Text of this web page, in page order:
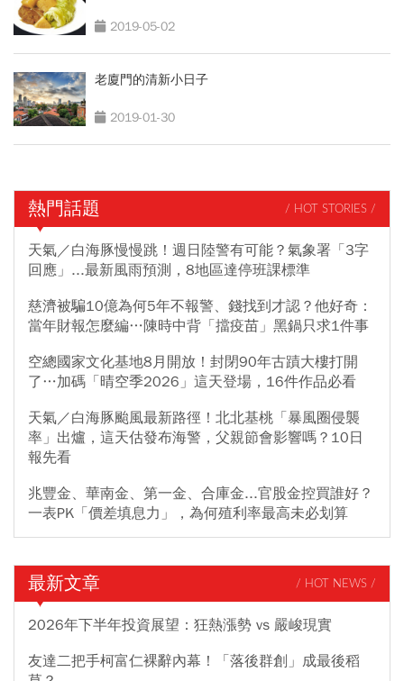
2019-05-02
老廈門的清新小日子
2019-01-30
熱門話題 / HOT STORIES /
天氣／白海豚慢慢跳！週日陸警有可能？氣象署「3字
回應」...最新風雨預測，8地區達停班課標準
慈濟被騙10億為何5年不報警、錢找到才認？他好奇：
當年財報怎麼編…陳時中背「擋疫苗」黑鍋只求1件事
空總國家文化基地8月開放！封閉90年古蹟大樓打開
了…加碼「晴空季2026」這天登場，16件作品必看
天氣／白海豚颱風最新路徑！北北基桃「暴風圈侵襲
率」出爐，這天估發布海警，父親節會影響嗎？10日
報先看
兆豐金、華南金、第一金、合庫金...官股金控買誰好？
一表PK「價差填息力」，為何殖利率最高未必划算
最新文章 / HOT NEWS /
2026年下半年投資展望：狂熱漲勢 vs 嚴峻現實
友達二把手柯富仁裸辭內幕！「落後群創」成最後稻